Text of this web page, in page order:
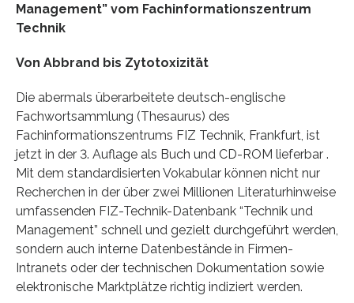
Management” vom Fachinformationszentrum
Technik
Von Abbrand bis Zytotoxizität
Die abermals überarbeitete deutsch-englische
Fachwortsammlung (Thesaurus) des
Fachinformationszentrums FIZ Technik, Frankfurt, ist
jetzt in der 3. Auflage als Buch und CD-ROM lieferbar .
Mit dem standardisierten Vokabular können nicht nur
Recherchen in der über zwei Millionen Literaturhinweise
umfassenden FIZ-Technik-Datenbank “Technik und
Management” schnell und gezielt durchgeführt werden,
sondern auch interne Datenbestände in Firmen-
Intranets oder der technischen Dokumentation sowie
elektronische Marktplätze richtig indiziert werden.